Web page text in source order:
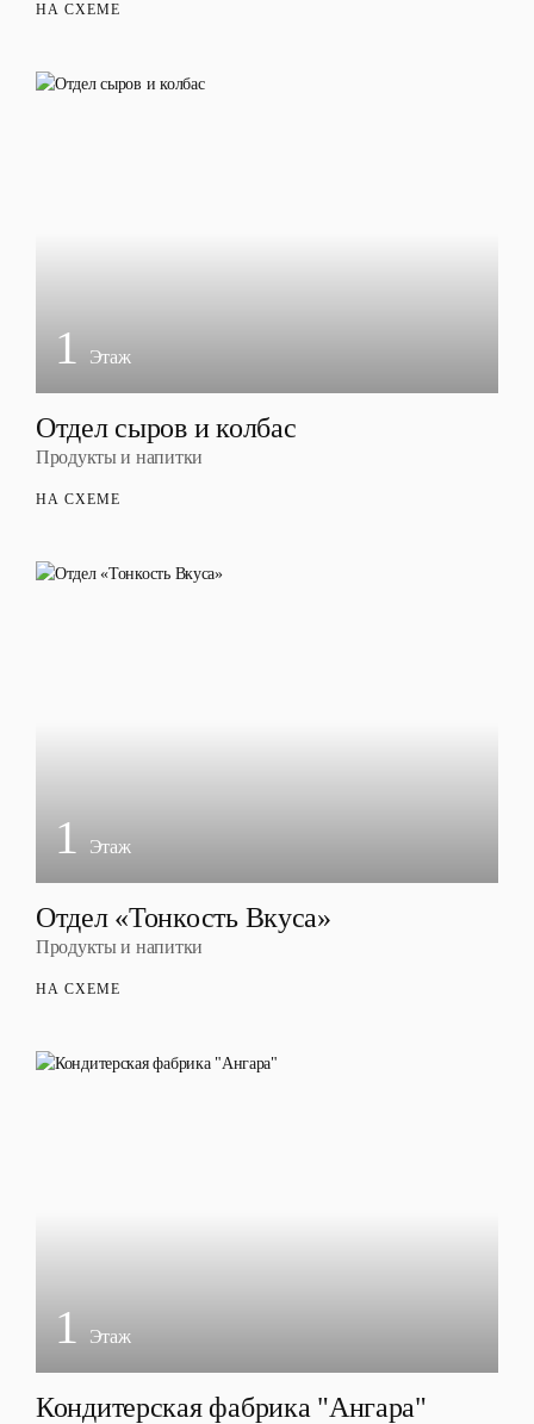
НА СХЕМЕ
1 Этаж
Отдел сыров и колбас
Продукты и напитки
НА СХЕМЕ
1 Этаж
Отдел «Тонкость Вкуса»
Продукты и напитки
НА СХЕМЕ
1 Этаж
Кондитерская фабрика "Ангара"